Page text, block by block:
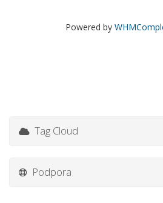
Powered by
Tag Cloud
Podpora